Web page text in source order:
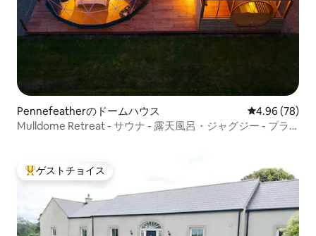
Pennefeatherのドームハウス レビュー78
4.96 (78)
Mulldome Retreat - サウナ - 露天風呂・ジャグジー - プラ
大好評のゲストチョイスです。
ゲストチョイス